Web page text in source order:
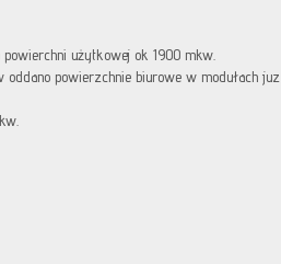
użytkowej ok 1900 mkw.
powierzchnie biurowe w modułach juz